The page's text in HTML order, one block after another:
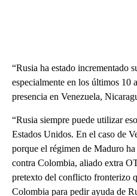
“Rusia ha estado incrementado
especialmente en los últimos 10
presencia en Venezuela,
“Rusia siempre puede utilizar
Estados Unidos. En el caso de
porque el régimen de Maduro
contra Colombia, aliado extra
pretexto del conflicto fronterizo
Colombia para pedir ayuda de